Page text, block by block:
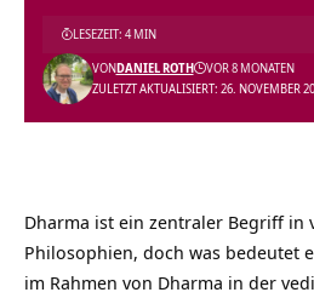
ZULETZT AKTUALISIERT: 26. NOVEMBER
VONDANIEL ROTH VOR 8 MONATEN
LESEZEIT: 4 MIN
Dharma ist ein zentraler Begriff in
Philosophien, doch was bedeutet
im Rahmen von Dharma in der